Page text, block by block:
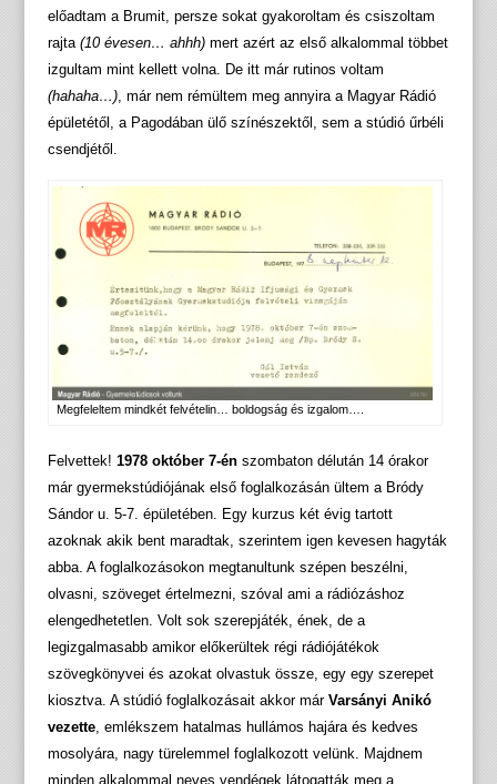
előadtam a Brumit, persze sokat gyakoroltam és csiszoltam
rajta (10 évesen… ahhh)mert azért az első alkalommal többet
izgultam mint kellett volna. De itt már rutinos voltam
(hahaha…), már nem rémültem meg annyira a Magyar Rádió
épületétől, a Pagodában ülő színészektől, sem a stúdió űrbéli
csendjétől.
Megfeleltem mindkét felvételin… boldogság és izgalom….
Felvettek! 1978 október 7-énszombaton délután 14 órakor
már gyermekstúdiójának első foglalkozásán ültem a Bródy
Sándor u. 5-7. épületében. Egy kurzus két évig tartott
azoknak akik bent maradtak, szerintem igen kevesen hagyták
abba. A foglalkozásokon megtanultunk szépen beszélni,
olvasni, szöveget értelmezni, szóval ami a rádiózáshoz
elengedhetetlen. Volt sok szerepjáték, ének, de a
legizgalmasabb amikor előkerültek régi rádiójátékok
szövegkönyvei és azokat olvastuk össze, egy egy szerepet
kiosztva. A stúdió foglalkozásait akkor márVarsányi Anikó
vezette, emlékszem hatalmas hullámos hajára és kedves
mosolyára, nagy türelemmel foglalkozott velünk. Majdnem
minden alkalommal neves vendégek látogatták meg a